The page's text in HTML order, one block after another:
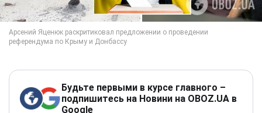
Будьте первыми в курсе главного –
подпишитесь на Новини на OBOZ.UA в
Google